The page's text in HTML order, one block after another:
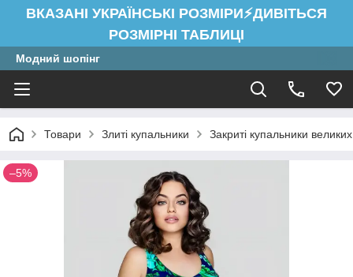
ВКАЗАНІ УКРАЇНСЬКІ РОЗМІРИ⚡ДИВІТЬСЯ
РОЗМІРНІ ТАБЛИЦІ
Модний шопінг
Товари Злиті купальники Закриті купальники великих
–5%